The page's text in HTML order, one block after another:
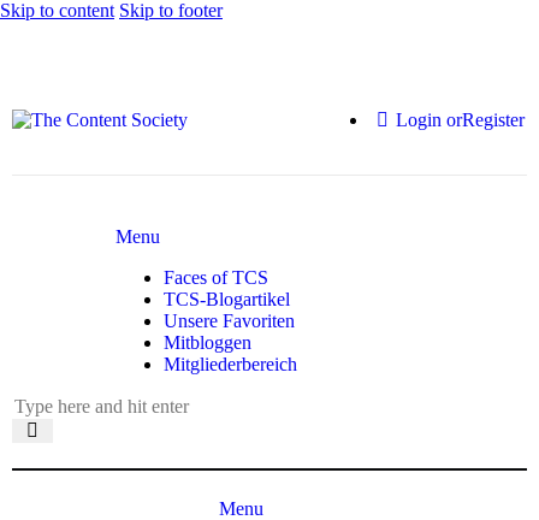
Skip to content Skip to footer
Login orRegister
Menu
Faces of TCS
TCS-Blogartikel
Unsere Favoriten
Mitbloggen
Mitgliederbereich
Menu